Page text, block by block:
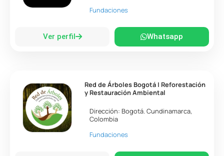
Fundaciones
Ver perfil Whatsapp
Red de Árboles Bogotá | Reforestación
y Restauración Ambiental
Dirección: Bogotá.Cundinamarca,
Colombia
Fundaciones